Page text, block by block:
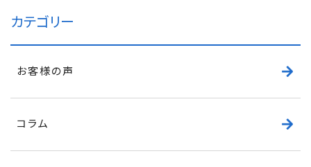
カテゴリー
お客様の声
コラム